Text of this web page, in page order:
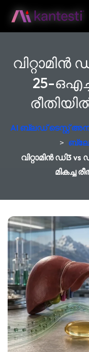
25-
AI ബ്ലഡ് ടെസ്റ്റ്
>
വിറ്റാമിൻ ഡി3
മികച്ച